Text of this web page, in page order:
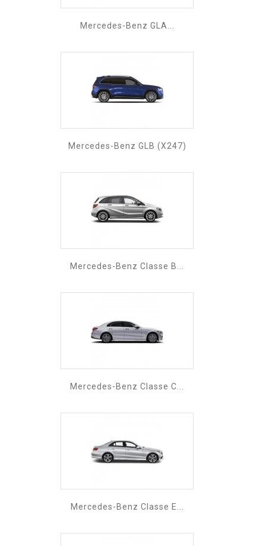
Mercedes-Benz GLA...
Mercedes-Benz GLB (X247)
Mercedes-Benz Classe B...
Mercedes-Benz Classe C...
Mercedes-Benz Classe E...